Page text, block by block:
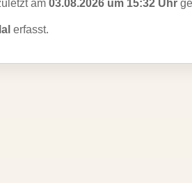
am 03.08.2026 um 15:32 Uhr
erfasst.